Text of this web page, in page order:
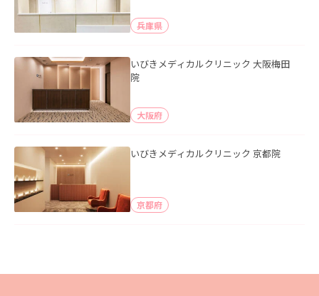
兵庫県
いびきメディカルクリニック 大阪梅田
院
大阪府
いびきメディカルクリニック 京都院
京都府